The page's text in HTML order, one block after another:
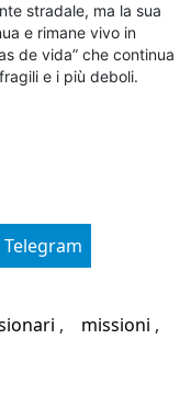
stradale, ma la sua
e rimane vivo in
de vida” che continua
e i più deboli.
Telegram
missioni